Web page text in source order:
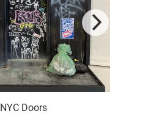
NYC Doors